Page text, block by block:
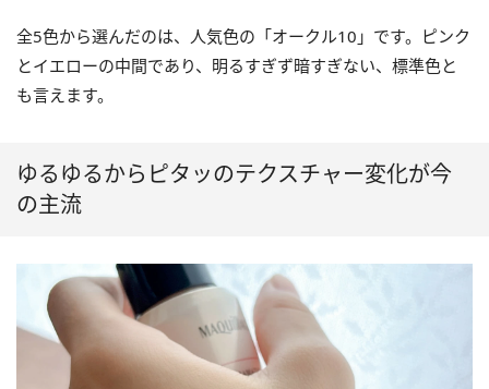
全5色から選んだのは、人気色の「オークル10」です。ピンク
とイエローの中間であり、明るすぎず暗すぎない、標準色と
も言えます。
ゆるゆるからピタッのテクスチャー変化が今
の主流